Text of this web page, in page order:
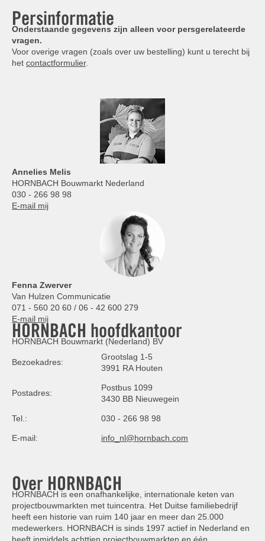
Persinformatie
Onderstaande gegevens zijn alleen voor persgerelateerde
vragen.
Voor overige vragen (zoals over uw bestelling) kunt u terecht bij
het contactformulier.
Annelies Melis
HORNBACH Bouwmarkt Nederland
030 - 266 98 98
E-mail mij
Fenna Zwerver
Van Hulzen Communicatie
071 - 560 20 60 / 06 - 42 600 279
E-mail mij
HORNBACH hoofdkantoor
HORNBACH Bouwmarkt (Nederland) BV
Bezoekadres:
Grootslag 1-5
3991 RA Houten
Postadres:
Postbus 1099
3430 BB Nieuwegein
Tel.: 030 - 266 98 98
E-mail: info_nl@hornbach.com
Over HORNBACH
HORNBACH is een onafhankelijke, internationale keten van
projectbouwmarkten met tuincentra. Het Duitse familiebedrijf
heeft een historie van ruim 140 jaar en meer dan 25.000
medewerkers. HORNBACH is sinds 1997 actief in Nederland en